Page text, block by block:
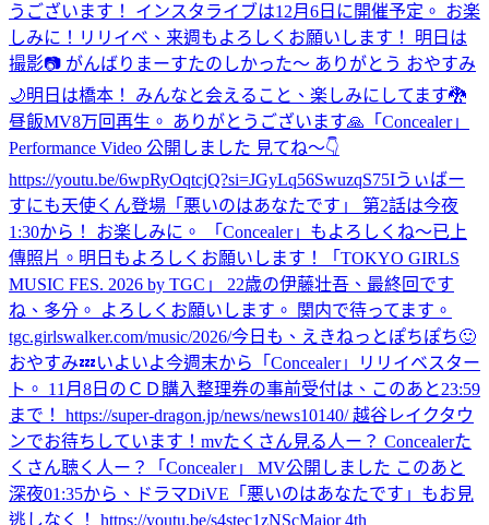
うございます！ インスタライブは12月6日に開催予定。 お楽
しみに！ リリイベ、来週もよろしくお願いします！ 明日は
撮影📷 がんばりまーすたのしかった〜 ありがとう おやすみ
🌙明日は橋本！ みんなと会えること、楽しみにしてます🐉
昼飯MV8万回再生。 ありがとうございます🙏 「Concealer」
Performance Video 公開しました 見てね〜👇
https://youtu.be/6wpRyOqtcjQ?si=JGyLq56SwuzqS75Iうぃばー
すにも天使くん登場 「悪いのはあなたです」 第2話は今夜
1:30から！ お楽しみに。 「Concealer」もよろしくね〜已上
傳照片。 明日もよろしくお願いします！
「TOKYO GIRLS
MUSIC FES. 2026 by TGC」 22歳の伊藤壮吾、最終回です
ね、多分。 よろしくお願いします。 関内で待ってます。
tgc.girlswalker.com/music/2026/今日も、えきねっとぽちぽち🙂
おやすみ💤いよいよ今週末から「Concealer」リリイベスター
ト。 11月8日のＣＤ購入整理券の事前受付は、このあと23:59
まで！ https://super-dragon.jp/news/news10140/ 越谷レイクタウ
ンでお待ちしています！ mvたくさん見る人ー？ Concealerた
くさん聴く人ー？
「Concealer」 MV公開しました このあと
深夜01:35から、ドラマDiVE「悪いのはあなたです」もお見
逃しなく！ https://youtu.be/s4stec1zNScMajor 4th